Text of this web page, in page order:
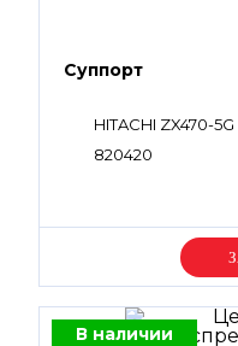
Суппорт
HITACHI ZX470-5G
820420
В наличии